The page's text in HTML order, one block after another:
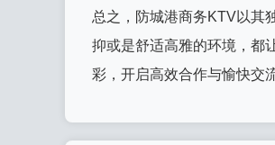
总之，防城港商务KTV以其
抑或是舒适高雅的环境，都
彩，开启高效合作与愉快交